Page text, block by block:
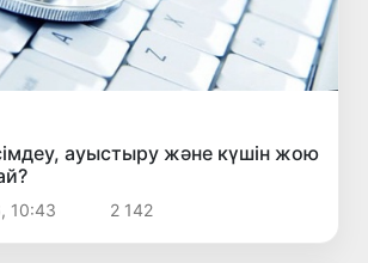
ауыстыру және күшін жою
10:43 2 142